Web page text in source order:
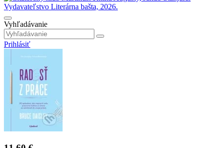
Vyhľadávanie
Prihlásiť